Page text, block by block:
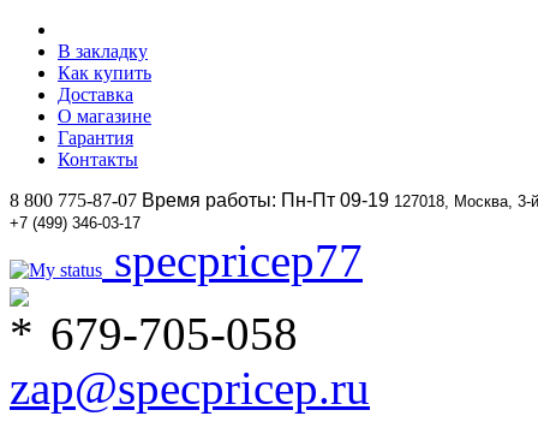
В закладку
Как купить
Доставка
О магазине
Гарантия
Контакты
8 800 775-87-07 Время работы: Пн-Пт 09-19 127018, Москва,
+7 (499) 346-03-17
specpricep77
679-705-058
zap@specpricep.ru